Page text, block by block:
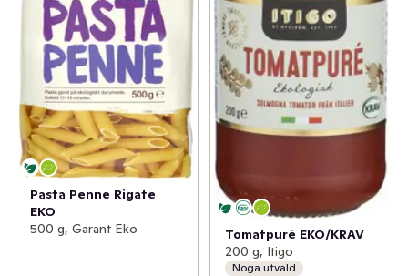
Pasta Penne Rigate
EKO
500 g, Garant Eko
Tomatpuré EKO/KRAV
200 g, Itigo
Noga utvald